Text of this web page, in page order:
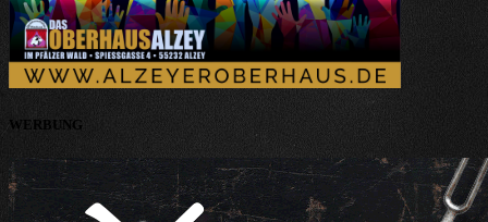
WERBUNG